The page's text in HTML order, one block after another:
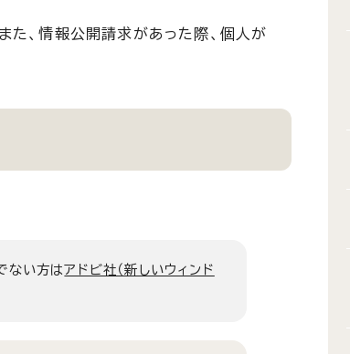
た、情報公開請求があった際、個人が
ない方はアドビ社（新しいウィンド